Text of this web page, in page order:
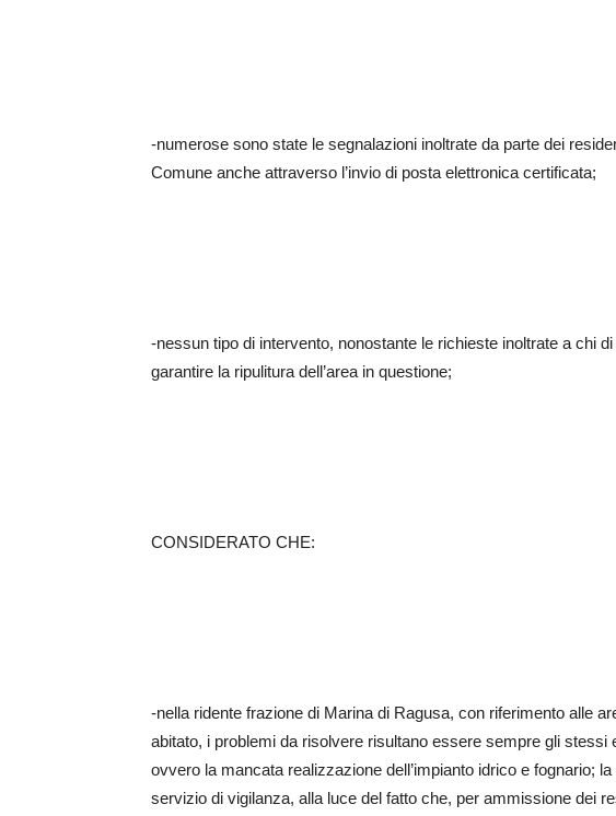
-numerose sono state le segnalazioni inoltrate da parte dei
Comune anche attraverso l’invio di posta elettronica certificata;
-nessun tipo di intervento, nonostante le richieste inoltrate a chi
garantire la ripulitura dell’area in questione;
CONSIDERATO CHE:
-nella ridente frazione di Marina di Ragusa, con riferimento alle
abitato, i problemi da risolvere risultano essere sempre gli stessi
ovvero la mancata realizzazione dell’impianto idrico e fognario;
servizio di vigilanza, alla luce del fatto che, per ammissione dei